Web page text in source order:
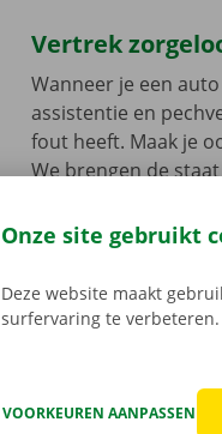
Vertrek
Wanneer je een
assistentie en
fout heeft. Maak je
We brengen de
Onze site gebruikt
Deze website maakt
surfervaring te verbeteren.
VOORKEUREN AANPASSEN